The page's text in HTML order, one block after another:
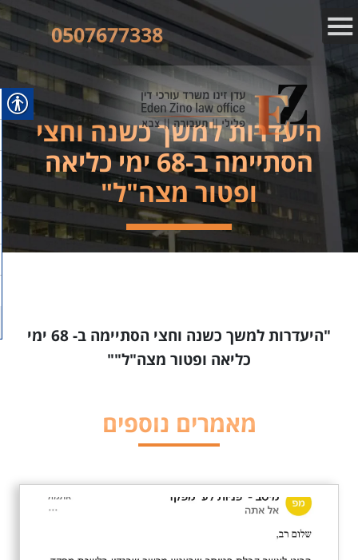
0507677338
היעדרות למשך כשנה וחצי
הסתיימה ב-68 ימי כליאה
ופטור מצה"ל"
"היעדרות למשך כשנה וחצי הסתיימה ב- 68 ימי
כליאה ופטור מצה"ל""
מאמרים נוספים